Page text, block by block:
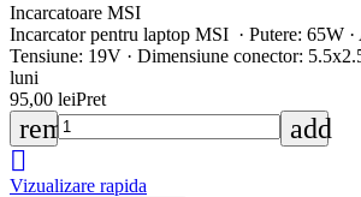
Incarcatoare MSI
Incarcator pentru laptop MSI · Putere: 65W ·
Tensiune: 19V · Dimensiune conector:
luni
95,00 leiPret
remove
add

Vizualizare rapida